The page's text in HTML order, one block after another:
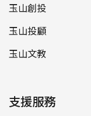
玉山創投
玉山投顧
玉山文教
支援服務